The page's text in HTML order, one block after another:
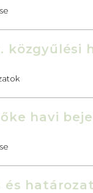
közgyűlési
havi
és